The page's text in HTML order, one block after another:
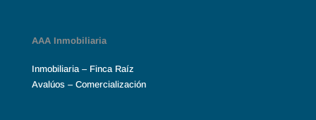
AAA Inmobiliaria
Inmobiliaria – Finca Raíz
Avalúos – Comercialización